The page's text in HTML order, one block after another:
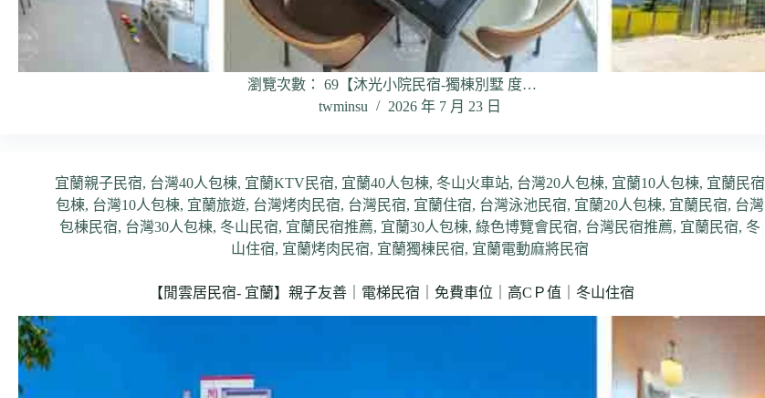
瀏覽次數： 69【沐光小院民宿-獨棟別墅 度…
twminsu
2026 年 7 月 23 日
宜蘭親子民宿, 台灣40人包棟, 宜蘭KTV民宿, 宜蘭40人包棟, 冬山火車站, 台灣20人包棟, 宜蘭10人包棟, 宜蘭民宿
包棟, 台灣10人包棟, 宜蘭旅遊, 台灣烤肉民宿, 台灣民宿, 宜蘭住宿, 台灣泳池民宿, 宜蘭20人包棟, 宜蘭民宿, 台灣
包棟民宿, 台灣30人包棟, 冬山民宿, 宜蘭民宿推薦, 宜蘭30人包棟,綠色博覽會民宿, 台灣民宿推薦, 宜蘭民宿, 冬
山住宿, 宜蘭烤肉民宿, 宜蘭獨棟民宿, 宜蘭電動麻將民宿
【閒雲居民宿- 宜蘭】親子友善｜電梯民宿｜免費車位｜高CＰ值｜冬山住宿